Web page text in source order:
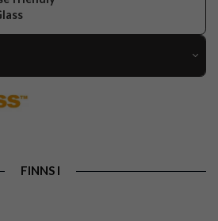
Case friendly
FINNS I